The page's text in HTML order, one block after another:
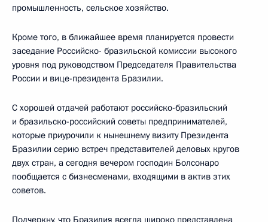
промышленность, сельское хозяйство.
Кроме того, в ближайшее время планируется провести
заседание Российско- бразильской комиссии высокого
уровня под руководством Председателя Правительства
России и вице-президента Бразилии.
С хорошей отдачей работают российско-бразильский
и бразильско-российский советы предпринимателей,
которые приурочили к нынешнему визиту Президента
Бразилии серию встреч представителей деловых кругов
двух стран, а сегодня вечером господин Болсонаро
пообщается с бизнесменами, входящими в актив этих
советов.
Подчеркну, что Бразилия всегда широко представлена